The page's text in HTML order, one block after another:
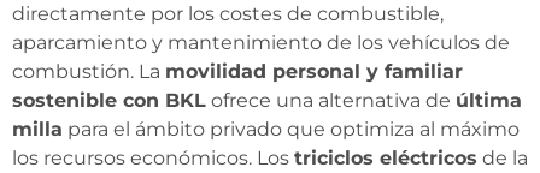
directamente por los costes de combustible,
aparcamiento y mantenimiento de los vehículos de
combustión. La movilidad personal y familiar
sostenible con BKL ofrece una alternativa de última
milla para el ámbito privado que optimiza al máximo
los recursos económicos. Los triciclos eléctricos de la